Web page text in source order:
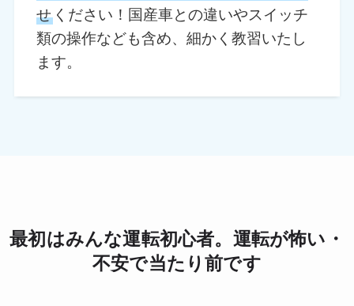
せ ください！国産車との違いやスイッチ
類の操作なども含め、細かく教習いたし
ます。
最初はみんな運転初心者。運転が怖い・
不安で当たり前です